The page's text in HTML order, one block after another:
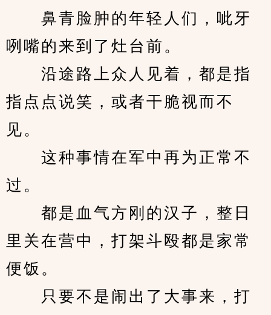
鼻青脸肿的年轻人们，呲牙
咧嘴的来到了灶台前。
沿途路上众人见着，都是指
指点点说笑，或者干脆视而不
见。
这种事情在军中再为正常不
过。
都是血气方刚的汉子，整日
里关在营中，打架斗殴都是家常
便饭。
只要不是闹出了大事来，打